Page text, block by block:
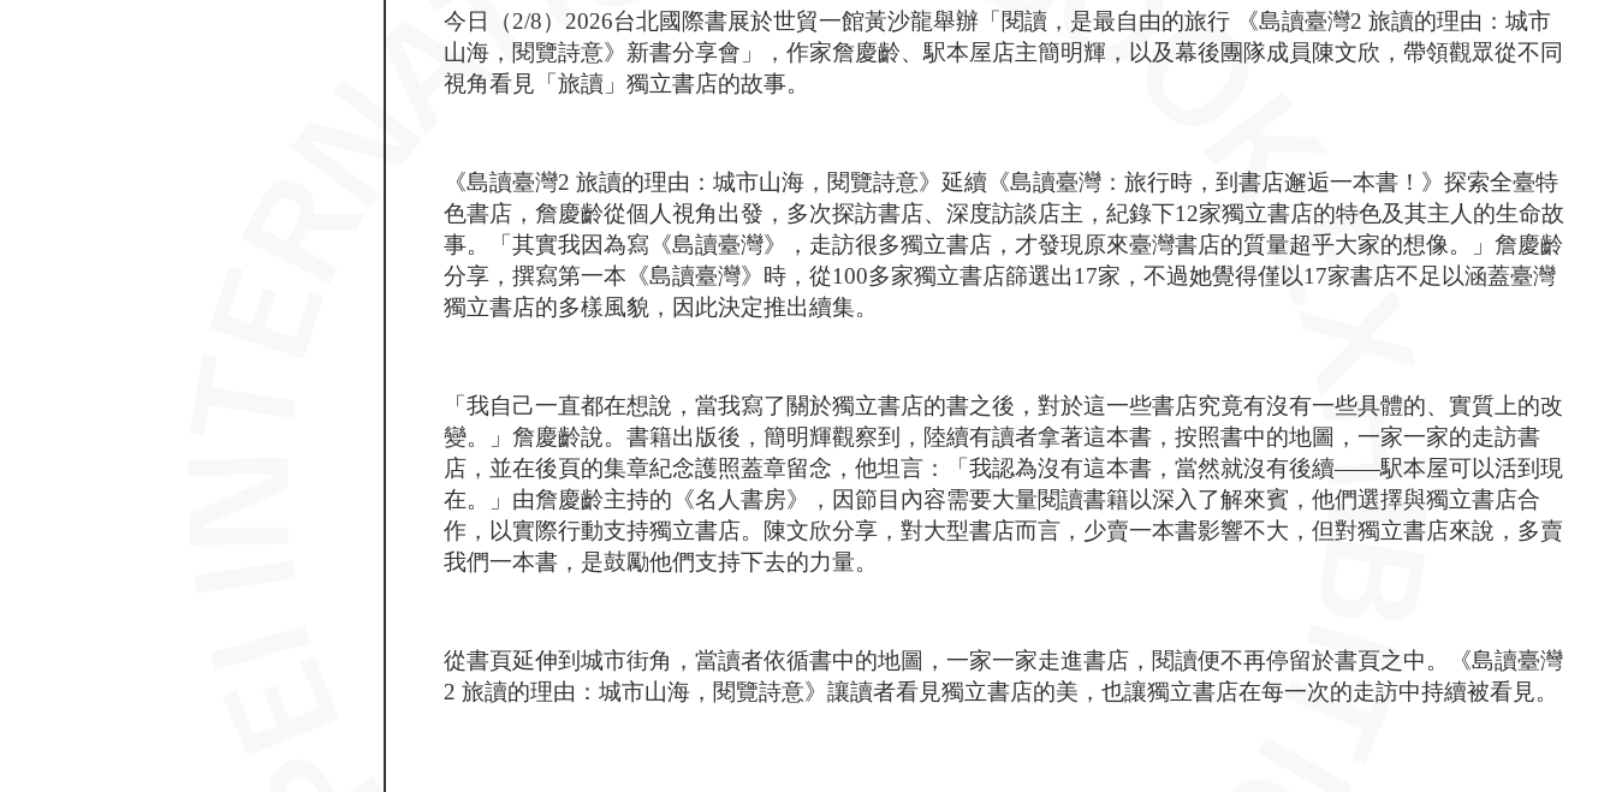
今日（2/8）2026台北國際書展於世貿一館黃沙龍舉辦「閱讀，是最自由的旅行 《島讀臺灣2 旅讀的理由：城市
山海，閱覽詩意》新書分享會」，作家詹慶齡、駅本屋店主簡明輝，以及幕後團隊成員陳文欣，帶領觀眾從不同
視角看見「旅讀」獨立書店的故事。
《島讀臺灣2 旅讀的理由：城市山海，閱覽詩意》延續《島讀臺灣：旅行時，到書店邂逅一本書！》探索全臺特
色書店，詹慶齡從個人視角出發，多次探訪書店、深度訪談店主，紀錄下12家獨立書店的特色及其主人的生命故
事。「其實我因為寫《島讀臺灣》，走訪很多獨立書店，才發現原來臺灣書店的質量超乎大家的想像。」詹慶齡
分享，撰寫第一本《島讀臺灣》時，從100多家獨立書店篩選出17家，不過她覺得僅以17家書店不足以涵蓋臺灣
獨立書店的多樣風貌，因此決定推出續集。
「我自己一直都在想說，當我寫了關於獨立書店的書之後，對於這一些書店究竟有沒有一些具體的、實質上的改
變。」詹慶齡說。書籍出版後，簡明輝觀察到，陸續有讀者拿著這本書，按照書中的地圖，一家一家的走訪書
店，並在後頁的集章紀念護照蓋章留念，他坦言：「我認為沒有這本書，當然就沒有後續——駅本屋可以活到現
在。」由詹慶齡主持的《名人書房》，因節目內容需要大量閱讀書籍以深入了解來賓，他們選擇與獨立書店合
作，以實際行動支持獨立書店。陳文欣分享，對大型書店而言，少賣一本書影響不大，但對獨立書店來說，多賣
我們一本書，是鼓勵他們支持下去的力量。
從書頁延伸到城市街角，當讀者依循書中的地圖，一家一家走進書店，閱讀便不再停留於書頁之中。《島讀臺灣
2 旅讀的理由：城市山海，閱覽詩意》讓讀者看見獨立書店的美，也讓獨立書店在每一次的走訪中持續被看見。